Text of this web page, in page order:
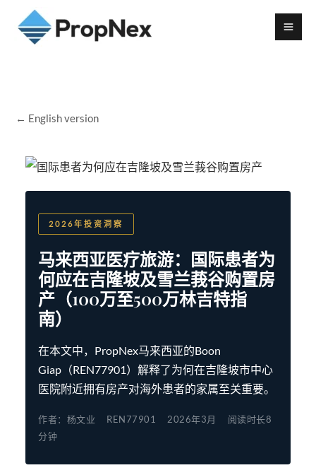
← English version
2026年投资洞察
马来西亚医疗旅游：国际患者为
何应在吉隆坡及雪兰莪谷购置房
产（100万至500万林吉特指
南）
在本文中，PropNex马来西亚的Boon
Giap（REN77901）解释了为何在吉隆坡市中心
医院附近拥有房产对海外患者的家属至关重要。
作者：杨文业 REN77901 2026年3月
阅读时长8
分钟